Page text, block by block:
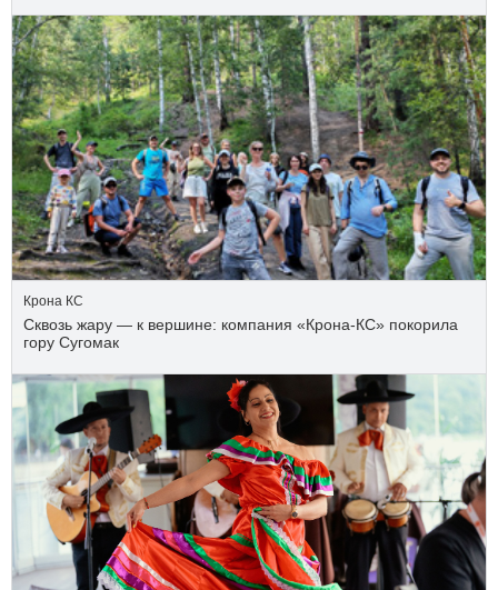
Крона КС
Сквозь жару — к вершине: компания «Крона‑КС» покорила
гору Сугомак